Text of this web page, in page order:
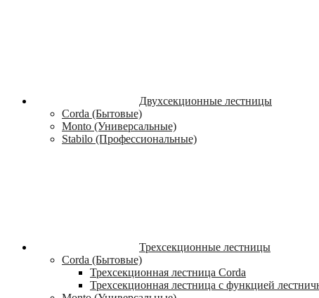
Двухсекционные лестницы
Corda (Бытовые)
Monto (Универсальные)
Stabilo (Профессиональные)
Трехсекционные лестницы
Corda (Бытовые)
Трехсекционная лестница Corda
Трехсекционная лестница с функцией